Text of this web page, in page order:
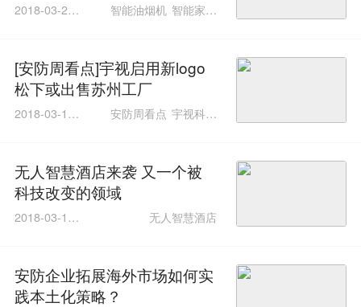
2018-03-20 1
智能油烟机 智能家居
[安防周看点]宇视启用新logo
松下或出售苏州工厂
2018-03-18 1
安防周看点 宇视科技
无人智慧酒店来袭 又一个被
科技改变的领域
2018-03-16 1
无人智慧酒店
安防企业拓展海外市场如何实
践本土化策略？